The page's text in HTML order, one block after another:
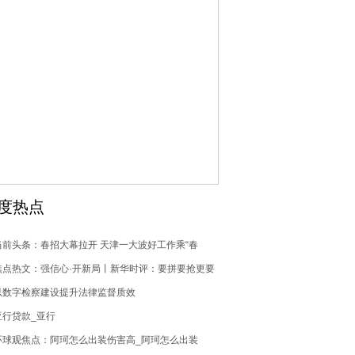
热点
前头条：春招大幕拉开 天津一大波好工作乘“春
”云上而来
点热文：强信心·开新局丨新华时评：要拼要抢更要
数字检察建设提升法律监督质效
行贷款_亚行
球观焦点：阿珂怎么出装伤害高_阿珂怎么出装